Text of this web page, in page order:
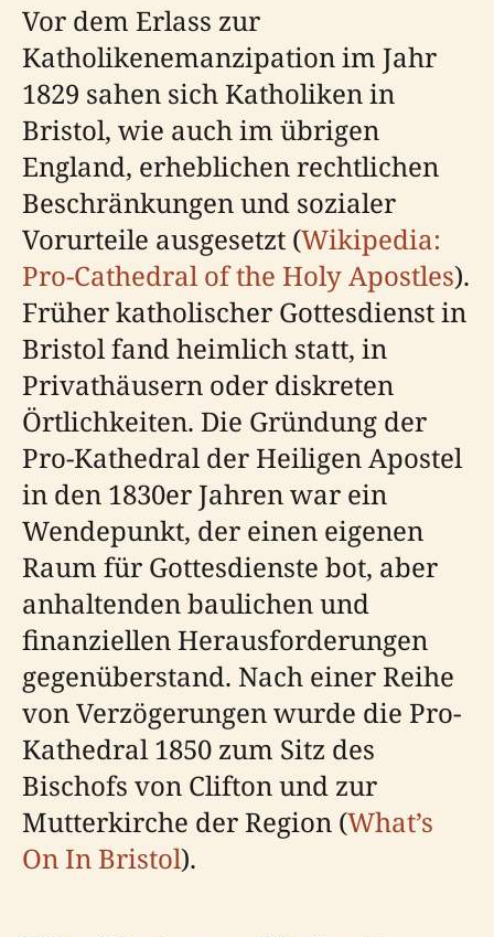
Vor dem Erlass zur
Katholikenemanzipation im Jahr
1829 sahen sich Katholiken in
Bristol, wie auch im übrigen
England, erheblichen rechtlichen
Beschränkungen und sozialer
Vorurteile ausgesetzt (Wikipedia:
Pro-Cathedral of the Holy Apostles).
Früher katholischer Gottesdienst in
Bristol fand heimlich statt, in
Privathäusern oder diskreten
Örtlichkeiten. Die Gründung der
Pro-Kathedral der Heiligen Apostel
in den 1830er Jahren war ein
Wendepunkt, der einen eigenen
Raum für Gottesdienste bot, aber
anhaltenden baulichen und
finanziellen Herausforderungen
gegenüberstand. Nach einer Reihe
von Verzögerungen wurde die Pro-
Kathedral 1850 zum Sitz des
Bischofs von Clifton und zur
Mutterkirche der Region (What’s
On In Bristol).